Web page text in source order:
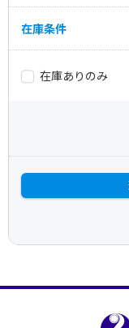
在庫条件
在庫ありのみ